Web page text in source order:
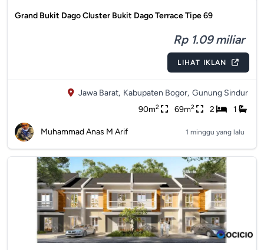
Grand Bukit Dago Cluster Bukit Dago Terrace Tipe 69
Rp 1.09 miliar
LIHAT IKLAN
Jawa Barat, Kabupaten Bogor, Gunung Sindur
90m2 69m2 2 1
Muhammad Anas M Arif 1 minggu yang lalu